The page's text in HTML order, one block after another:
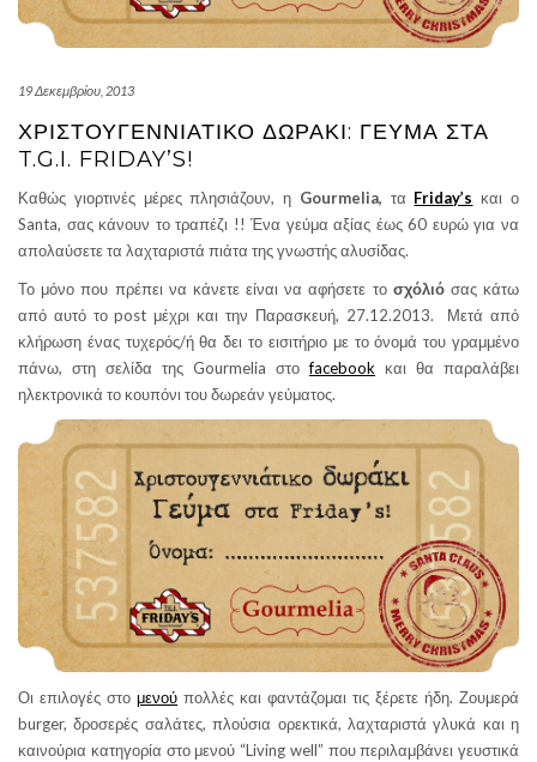
19 Δεκεμβρίου, 2013
ΧΡΙΣΤΟΥΓΕΝΝΙΆΤΙΚΟ ΔΩΡΆΚΙ: ΓΕΎΜΑ ΣΤΑ
T.G.I. FRIDAY’S!
Καθώς γιορτινές μέρες πλησιάζουν, η Gourmelia, τα Friday’s και ο
Santa, σας κάνουν το τραπέζι !! Ένα γεύμα αξίας έως 60 ευρώ για να
απολαύσετε τα λαχταριστά πιάτα της γνωστής αλυσίδας.
Το μόνο που πρέπει να κάνετε είναι να αφήσετε το σχόλιόσας κάτω
από αυτό το post μέχρι και την Παρασκευή, 27.12.2013. Μετά από
κλήρωση ένας τυχερός/ή θα δει το εισιτήριο με το όνομά του γραμμένο
πάνω, στη σελίδα της Gourmelia στοfacebook και θα παραλάβει
ηλεκτρονικά το κουπόνι του δωρεάν γεύματος.
Οι επιλογές στο μενού πολλές και φαντάζομαι τις ξέρετε ήδη. Ζουμερά
burger, δροσερές σαλάτες, πλούσια ορεκτικά, λαχταριστά γλυκά και η
καινούρια κατηγορία στο μενού “Living well” που περιλαμβάνει γευστικά